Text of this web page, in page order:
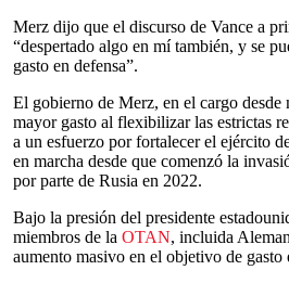
Merz dijo que el discurso de Vance a
“despertado algo en mí también, y se
gasto en defensa”.
El gobierno de Merz, en el cargo desde
mayor gasto al flexibilizar las estrictas
a un esfuerzo por fortalecer el ejército
en marcha desde que comenzó la
por parte de Rusia en 2022.
Bajo la presión del presidente
miembros de la OTAN, incluida
aumento masivo en el objetivo de gasto